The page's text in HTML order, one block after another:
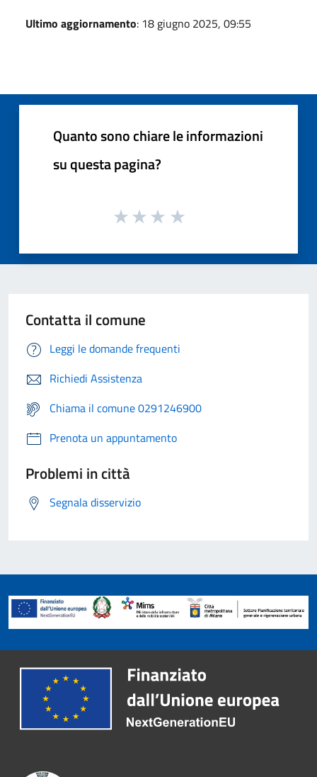
Ultimo aggiornamento: 18 giugno 2025, 09:55
Quanto sono chiare le informazioni
su questa pagina?
Contatta il comune
Leggi le domande frequenti
Richiedi Assistenza
Chiama il comune 0291246900
Prenota un appuntamento
Problemi in città
Segnala disservizio